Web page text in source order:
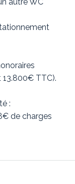
13.800€ TTC).
:
de charges